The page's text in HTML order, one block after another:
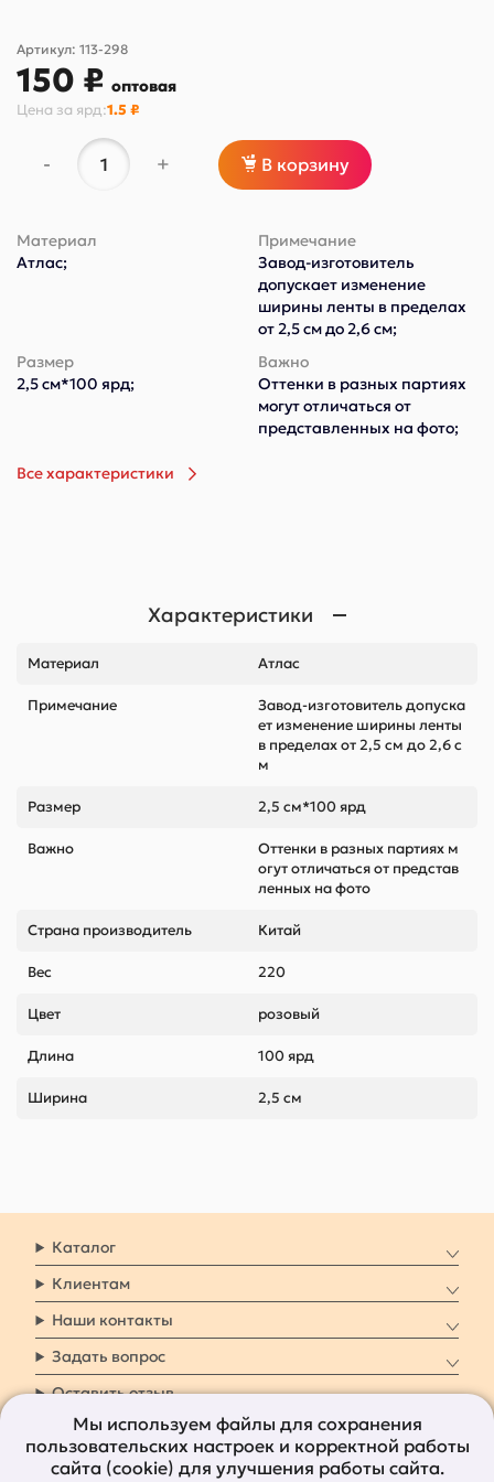
Артикул: 113-298
150 ₽ оптовая
Цена за ярд:1.5 ₽
- + В корзину
Материал
Атлас;
Примечание
Завод-изготовитель
допускает изменение
ширины ленты в пределах
от 2,5 см до 2,6 см;
Размер
2,5 см*100 ярд;
Важно
Оттенки в разных партиях
могут отличаться от
представленных на фото;
Все характеристики
Характеристики
Материал Атлас
Примечание
Завод-изготовитель допуска
ет изменение ширины ленты
в пределах от 2,5 см до 2,6 с
м
Размер 2,5 см*100 ярд
Важно
Оттенки в разных партиях м
огут отличаться от представ
ленных на фото
Страна производитель Китай
Вес 220
Цвет розовый
Длина 100 ярд
Ширина 2,5 см
Каталог
Клиентам
Наши контакты
Задать вопрос
Оставить отзыв
8 800 7009 161 Заказать звонок
Мы используем файлы для сохранения
пользовательских настроек и корректной работы
сайта (cookie) для улучшения работы сайта.